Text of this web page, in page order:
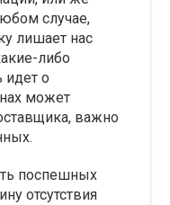
случае,
лишает нас
либо
идет о
может
важно
поспешных
отсутствия